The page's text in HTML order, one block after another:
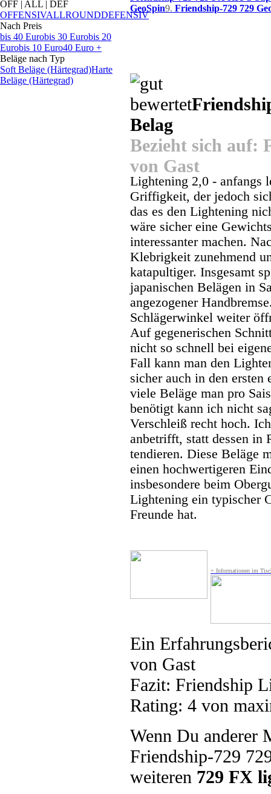
OFF | ALL | DEF
OFFENSIVALLROUNDDEFENSIV
Nach Preis
bis 40 Eurobis 30 Eurobis 20
Eurobis 10 Euro40 Euro +
Beläge nach Typ
Soft Beläge (Härtegrad)Harte
Beläge (Härtegrad)
GeoSpin9. Friendship-729 729
Belag
Bezieht sich auf:
von Gast
Lightening 2,0 - anfangs
Griffigkeit, der jedoch
das es den Lightening
wäre sicher eine
interessanter machen.
Klebrigkeit zunehmend
katapultiger. Insgesamt
japanischen Belägen in
angezogener
Schlägerwinkel weiter
Auf gegenerischen
nicht so schnell bei
Fall kann man den
sicher auch in den
viele Beläge man pro
benötigt kann ich nicht
Verschleiß recht hoch.
anbetrifft, statt dessen in
tendieren. Diese Beläge
einen hochwertigeren
insbesondere beim
Lightening ein typischer
Freunde hat.
+ Informationen im
Ein
von Gast
Fazit: Friendship
Rating: 4 von
Wenn Du anderer
Friendship-729
weiteren 729 FX